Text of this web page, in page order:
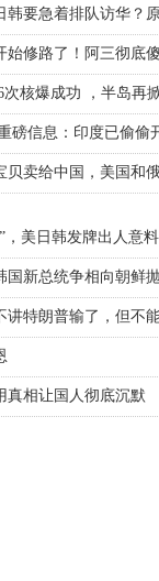
韩要急着排队访华？
修路了！阿三彻底傻
核爆成功 ，半岛再
磅信息：印度已偷偷
贝卖给中国，美国和
美日韩发牌出人意料
国新总统争相向朝鲜
讲特朗普输了，但不
真相让国人彻底沉默